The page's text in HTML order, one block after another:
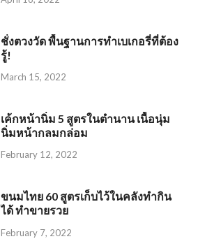
ชั่งตวงวัด พื้นฐานการทำเบเกอรี่ที่ต้อง
รู้!
March 15, 2022
เค้กหน้านิ่ม 5 สูตรในตำนาน เนื้อนุ่ม
นิ่มหน้ากลมกล่อม
February 12, 2022
ขนมไทย 60 สูตรเก็บไว้ในคลังทำกิน
ได้ ทำขายรวย
February 7, 2022